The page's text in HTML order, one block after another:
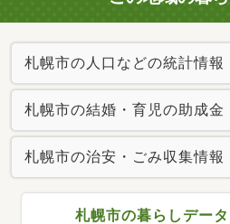
札幌市の人口などの統計情報
札幌市の結婚・育児の助成金
札幌市の治安・ごみ収集情報
札幌市の暮らしデー